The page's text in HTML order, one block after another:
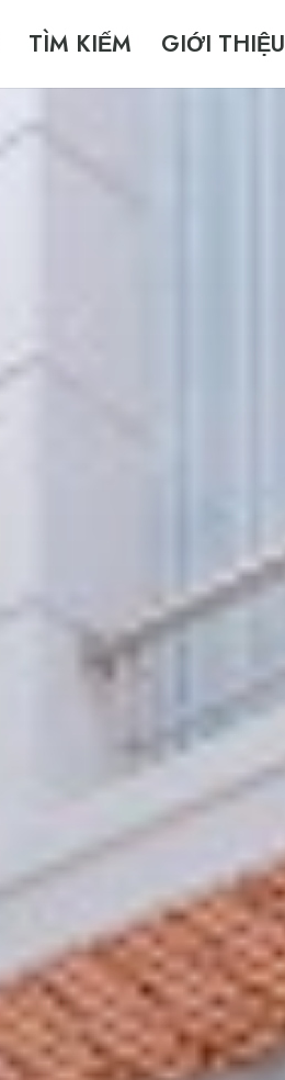
TÌM KIẾM GIỚI THIỆU